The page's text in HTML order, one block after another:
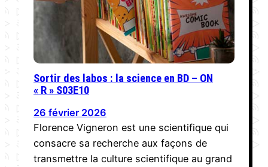
Sortir des labos : la science en BD – ON
« R » S03E10
26 février 2026
Florence Vigneron est une scientifique qui
consacre sa recherche aux façons de
transmettre la culture scientifique au grand